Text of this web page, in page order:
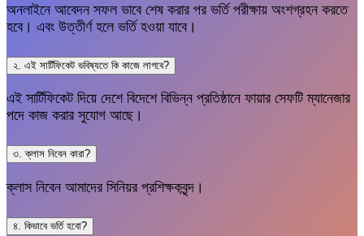
অনলাইনে আবেদন সফল ভাবে শেষ করার পর ভর্তি পরীক্ষায় অংশগ্রহন করতে
হবে। এবং উত্তীর্ণ হলে ভর্তি হওয়া যাবে।
২. এই সার্টিফিকেট ভবিষ্যতে কি কাজে লাগবে?
এই সার্টিফিকেট দিয়ে দেশে বিদেশে বিভিন্ন প্রতিষ্ঠানে ফায়ার সেফটি ম্যানেজার
পদে কাজ করার সুযোগ আছে।
৩. ক্লাস নিবেন কারা?
ক্লাস নিবেন আমাদের সিনিয়র প্রশিক্ষকবৃন্দ।
৪. কিভাবে ভর্তি হবো?